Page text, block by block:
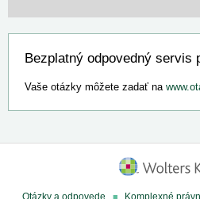
Bezplatný odpovedný servis
Vaše otázky môžete zadať na